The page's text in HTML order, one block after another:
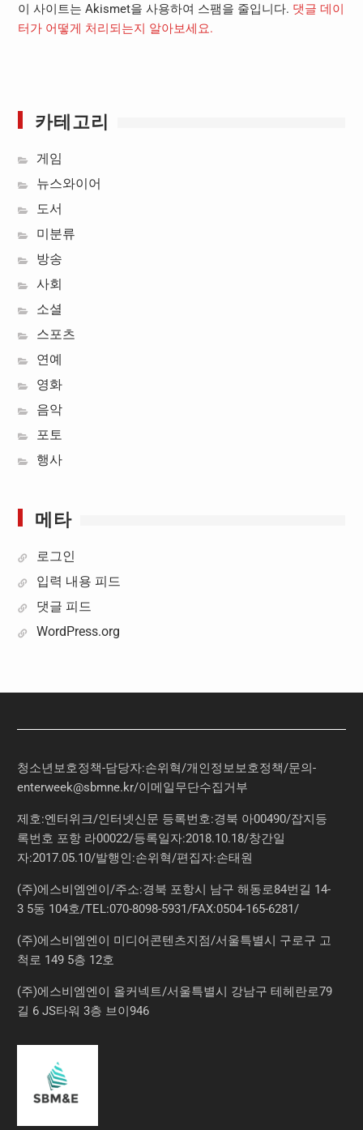
이 사이트는 Akismet을 사용하여 스팸을 줄입니다. 댓글 데이
터가 어떻게 처리되는지 알아보세요.
카테고리
게임
뉴스와이어
도서
미분류
방송
사회
소셜
스포츠
연예
영화
음악
포토
행사
메타
로그인
입력 내용 피드
댓글 피드
WordPress.org
청소년보호정책-담당자:손위혁/개인정보보호정책/문의-
enterweek@sbmne.kr/이메일무단수집거부
제호:엔터위크/인터넷신문 등록번호:경북 아00490/잡지등
록번호 포항 라00022/등록일자:2018.10.18/창간일
자:2017.05.10/발행인:손위혁/편집자:손태원
(주)에스비엠엔이/주소:경북 포항시 남구 해동로84번길 14-
3 5동 104호/TEL:070-8098-5931/FAX:0504-165-6281/
(주)에스비엠엔이 미디어콘텐츠지점/서울특별시 구로구 고
척로 149 5층 12호
(주)에스비엠엔이 올커넥트/서울특별시 강남구 테헤란로79
길 6 JS타워 3층 브이946